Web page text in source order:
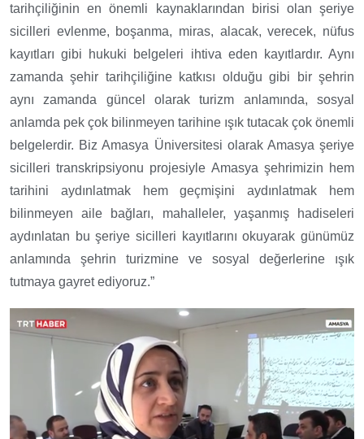
tarihçiliğinin en önemli kaynaklarından birisi olan şeriye
sicilleri evlenme, boşanma, miras, alacak, verecek, nüfus
kayıtları gibi hukuki belgeleri ihtiva eden kayıtlardır. Aynı
zamanda şehir tarihçiliğine katkısı olduğu gibi bir şehrin
aynı zamanda güncel olarak turizm anlamında, sosyal
anlamda pek çok bilinmeyen tarihine ışık tutacak çok önemli
belgelerdir. Biz Amasya Üniversitesi olarak Amasya şeriye
sicilleri transkripsiyonu projesiyle Amasya şehrimizin hem
tarihini aydınlatmak hem geçmişini aydınlatmak hem
bilinmeyen aile bağları, mahalleler, yaşanmış hadiseleri
aydınlatan bu şeriye sicilleri kayıtlarını okuyarak günümüz
anlamında şehrin turizmine ve sosyal değerlerine ışık
tutmaya gayret ediyoruz.”